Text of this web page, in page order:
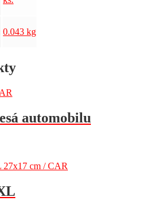
0.043 kg
automobilu